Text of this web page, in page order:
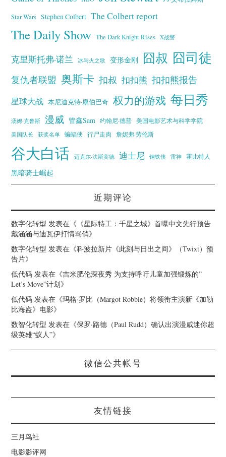
Star Wars Stephen Colbert The Colbert report
The Daily Show The Dark Knight Rises X战警
克里斯托弗·诺兰 冰与火之歌 变形金刚 囧叔 囧司徒
复仇者联盟 奥斯卡 扣叔 扣扣熊 扣扣熊报告
星球大战 本尼迪克特·康伯巴奇 权力的游戏 每日秀
汤姆·克鲁斯 漫威 管鑫Sam 约翰尼·德普
美国电影艺术与科学学院
美国队长
获奖名单 蝙蝠侠 行尸走肉 詹妮弗·劳伦斯
谷大白话 迈克尔·法斯宾德 迪士尼 钢铁侠 雷神 霍比特人
黑暗骑士崛起
近期评论
数字化转型 发表在《 《星际特工：千星之城》首曝中文先行预告
戴涵涵与迪瓦伊打情骂俏》
数字化转型 发表在《科波拉新片《此刻与日出之间》（Twixt）预
告片》
低代码 发表在《吉米肥伦深夜秀 为支持呼吁儿童加强锻炼的”
Let’s Move”计划》
低代码 发表在《玛格·罗比（Margot Robbie）将领衔主演新《加勒
比海盗》电影》
数智化转型 发表在《保罗·路德（Paul Rudd）确认出演漫威迷你超
级英雄“蚁人”》
微信公共帐号
友情链接
三月鸟社
电影影评网